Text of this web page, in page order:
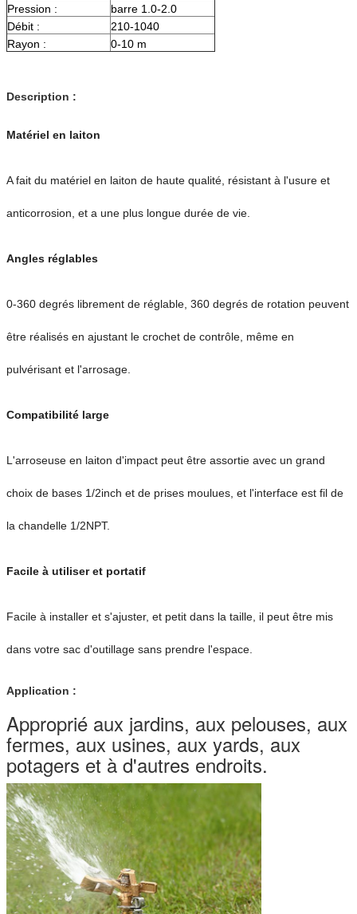
Pression :
barre 1.0-2.0
Débit :
210-1040
Rayon :
0-10 m
Description :
Matériel en laiton
A fait du matériel en laiton de haute qualité, résistant à l'usure et
anticorrosion, et a une plus longue durée de vie.
Angles réglables
0-360 degrés librement de réglable, 360 degrés de rotation peuvent
être réalisés en ajustant le crochet de contrôle, même en
pulvérisant et l'arrosage.
Compatibilité large
L'arroseuse en laiton d'impact peut être assortie avec un grand
choix de bases 1/2inch et de prises moulues, et l'interface est fil de
la chandelle 1/2NPT.
Facile à utiliser et portatif
Facile à installer et s'ajuster, et petit dans la taille, il peut être mis
dans votre sac d'outillage sans prendre l'espace.
Application :
Approprié aux jardins, aux pelouses, aux
fermes, aux usines, aux yards, aux
potagers et à d'autres endroits.